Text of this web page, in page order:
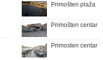
Primošten plaža
Primošten centar
Primosten centar